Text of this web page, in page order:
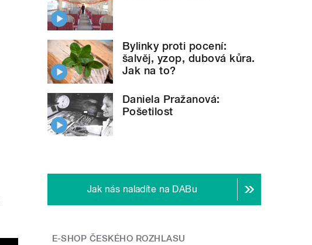
Bylinky proti pocení:
šalvěj, yzop, dubová kůra.
Jak na to?
Daniela Pražanová:
Pošetilost
Jak nás naladíte na DABu
E-SHOP ČESKÉHO ROZHLASU